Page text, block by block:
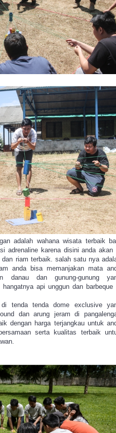
adalah wahana wisata terbaik
adrenaline karena disini anda akan
riam terbaik. salah satu nya
anda bisa memanjakan mata
danau dan gunung-gunung
api unggun dan barbeque
tenda tenda dome exclusive
dan arung jeram di
dengan harga terjangkau untuk
serta kualitas terbaik